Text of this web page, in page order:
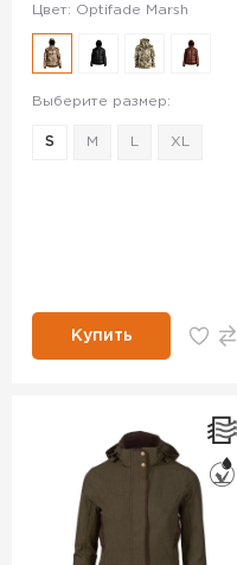
Цвет: Optifade Marsh
Выберите размер:
S M XL
Купить